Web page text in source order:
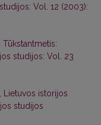
Vol. 12 (2003):
Tūkstantmetis:
studijos: Vol. 23
Lietuvos istorijos
studijos